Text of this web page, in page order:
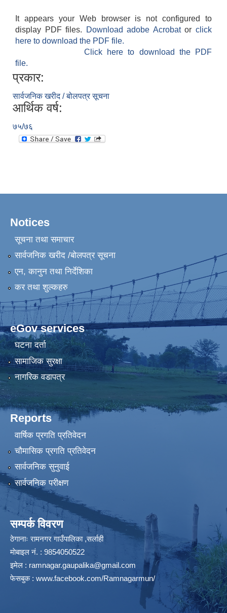
It appears your Web browser is not configured to
display PDF files.
Download adobe Acrobatorclick
here to download the PDF file.
Click here to download the PDF
file.
प्रकार:
सार्वजनिक खरीद / बोलपत्र सूचना
आर्थिक वर्ष:
७५/७६
Notices
सूचना तथा समाचार
सार्वजनिक खरीद /बोलपत्र सूचना
एन, कानुन तथा निर्देशिका
कर तथा शुल्कहरु
eGov services
घटना दर्ता
सामाजिक सुरक्षा
नागरिक वडापत्र
Reports
वार्षिक प्रगति प्रतिवेदन
चौमासिक प्रगति प्रतिवेदन
सार्वजनिक सुनुवाई
सार्वजनिक परीक्षण
सम्पर्क विवरण
ठेगानाः रामनगर गाउँपालिका ,सर्लाही
माेबाइल न‌ं. : 9854050522
इमेल : ramnagar.gaupalika@gmail.com
फेसबुक : www.facebook.com/Ramnagarmun/